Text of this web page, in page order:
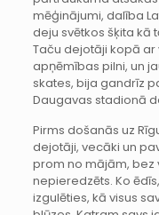
mēģinājumi, dalība
deju svētkos šķita kā
Taču dejotāji kopā ar
apņēmības pilni, un
skates, bija gandrīz
Daugavas stadionā
Pirms došanās uz
dejotāji, vecāki un
prom no mājām, bez
nepieredzēts. Ko
izgulēties, kā visus